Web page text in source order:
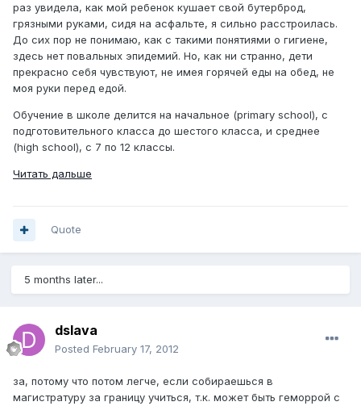
раз увидела, как мой ребенок кушает свой бутерброд,
грязными руками, сидя на асфальте, я сильно расстроилась.
До сих пор не понимаю, как с такими понятиями о гигиене,
здесь нет повальных эпидемий. Но, как ни странно, дети
прекрасно себя чувствуют, не имея горячей еды на обед, не
моя руки перед едой.
Обучение в школе делится на начальное (primary school), с
подготовительного класса до шестого класса, и среднее
(high school), с 7 по 12 классы.
Читать дальше
Quote
5 months later...
dslava
Posted February 17, 2012
за, потому что потом легче, если собираешься в
магистратуру за границу учиться, т.к. может быть геморрой с